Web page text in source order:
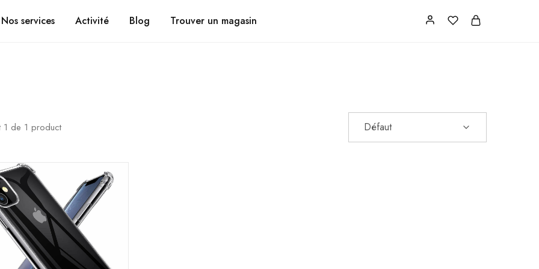
Suivez vos colis
Nos services Activité Blog Trouver un magasin
Défaut
1 de 1 product